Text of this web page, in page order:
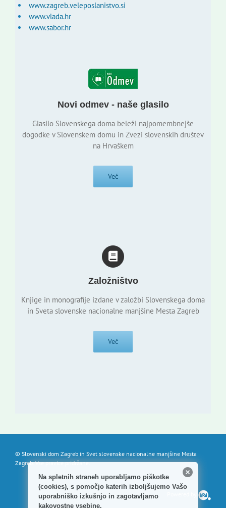
www.zagreb.veleposlanistvo.si
www.vlada.hr
www.sabor.hr
Novi odmev - naše glasilo
Glasilo Slovenskega doma beleži najpomembnejše
dogodke v Slovenskem domu in Zvezi slovenskih društev
na Hrvaškem
Več
Založništvo
Knjige in monografije izdane v založbi Slovenskega doma
in Sveta slovenske nacionalne manjšine Mesta Zagreb
Več
© Slovenski dom Zagreb in Svet slovenske nacionalne manjšine Mesta
Zagreb. Vse pravice pridržane.
Na spletnih straneh uporabljamo piškotke
(cookies), s pomočjo katerih izboljšujemo Vašo
uporabniško izkušnjo in zagotavljamo
kakovostne vsebine.